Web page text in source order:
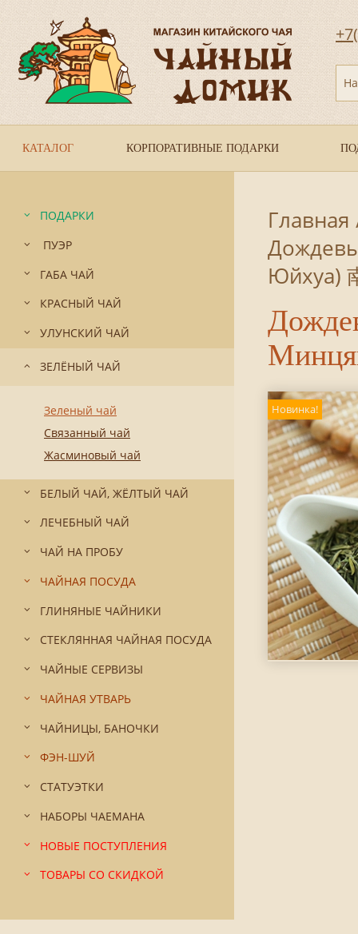
КАТАЛОГ КОРПОРАТИВНЫЕ ПОДАРКИ
ПОДАРКИ
ПУЭР
ГАБА ЧАЙ
КРАСНЫЙ ЧАЙ
УЛУНСКИЙ ЧАЙ
ЗЕЛЁНЫЙ ЧАЙ
Зеленый чай
Связанный чай
Жасминовый чай
БЕЛЫЙ ЧАЙ, ЖЁЛТЫЙ ЧАЙ
ЛЕЧЕБНЫЙ ЧАЙ
ЧАЙ НА ПРОБУ
ЧАЙНАЯ ПОСУДА
ГЛИНЯНЫЕ ЧАЙНИКИ
СТЕКЛЯННАЯ ЧАЙНАЯ ПОСУДА
ЧАЙНЫЕ СЕРВИЗЫ
ЧАЙНАЯ УТВАРЬ
ЧАЙНИЦЫ, БАНОЧКИ
ФЭН-ШУЙ
СТАТУЭТКИ
НАБОРЫ ЧАЕМАНА
НОВЫЕ ПОСТУПЛЕНИЯ
ТОВАРЫ СО СКИДКОЙ
Главная
Юйхуа)
Новинка!